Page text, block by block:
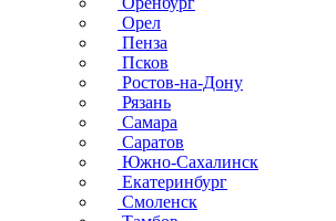
Орел
Пенза
Псков
Ростов-на-Дону
Рязань
Самара
Саратов
Южно-Сахалинск
Екатеринбург
Смоленск